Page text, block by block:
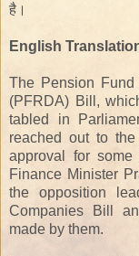
है ।
English
The Pension Fund
(PFRDA) Bill,
tabled in
reached out to
approval for
Finance Minister
the opposition
Companies Bill
made by them.